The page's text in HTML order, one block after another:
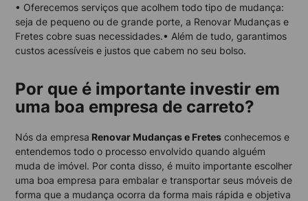
• Oferecemos serviços que acolhem todo tipo de mudança:
seja de pequeno ou de grande porte, a Renovar Mudanças e
Fretes cobre suas necessidades.• Além de tudo, garantimos
custos acessíveis e justos que cabem no seu bolso.
Por que é importante investir em
uma boa empresa de carreto?
Nós da empresa Renovar Mudanças e Fretes conhecemos e
entendemos todo o processo envolvido quando alguém
muda de imóvel. Por conta disso, é muito importante escolher
uma boa empresa para embalar e transportar seus móveis de
forma que a mudança ocorra da forma mais rápida e objetiva